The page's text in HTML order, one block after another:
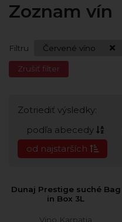
Zoznam vín
Filtru Červené víno
Zrušiť filter
Zotriediť výsledky:
podľa abecedy
od najstarších
Dunaj Prestige suché Bag
in Box 3L
Vino Karpatia